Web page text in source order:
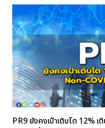
PR9 ยังคงเป้าเติบโต 12%